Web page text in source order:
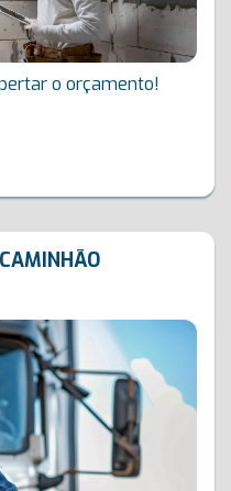
o orçamento!